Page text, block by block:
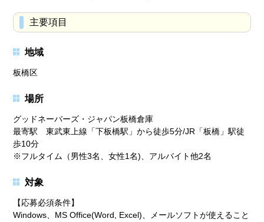
主要項目
地域
板橋区
場所
グッドネーバーズ・ジャパン板橋倉庫
最寄駅 東武東上線「下板橋駅」から徒歩5分/JR「板橋」駅徒
歩10分
※フルタイム（男性3名、女性1名)、アルバイト他2名
対象
【応募必須条件】
Windows、MS Office(Word, Excel)、メールソフトが使えること